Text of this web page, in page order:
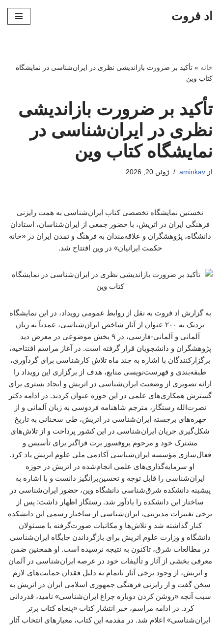
اد فروت
خانه » تأکید بر ضرورت بازاندیشی نظری در ایران‌شناسی در نمایشگاه
کتاب وین
تأکید بر ضرورت بازاندیشی
نظری در ایران‌شناسی در
نمایشگاه کتاب وین
از aminkav ژوئن 20, 2026
نخستین نمایشگاه تخصصی کتاب ایران‌شناسی به همت رایزنی
فرهنگی ایران در اتریش، با حضور جمعی از ایران‌شناسان، استادان
دانشگاه، پژوهشگران و علاقه‌مندان به فرهنگ و تمدن ایران در «خانه
حکمت ایرانیان» در وین افتتاح شد.
به گزارش اد فروت به نقل از روابط عمومی رویداد، در این نمایشگاه
نزدیک به ۲۰۰ عنوان از آثار شاخص ایران‌شناسی، عمدتاً به زبان
آلمانی و آلمانی-فارسی، در ۹ بخش موضوعی در معرض دید
پژوهشگران و دانشجویان قرار گرفته است. در آغاز مراسم افتتاحیه،
برگزارکنندگان با اشاره به چند ماه تلاش کارشناسی برای گردآوری،
طبقه‌بندی و فهرست‌نویسی منابع، هدف از برگزاری این رویداد را
ارائه تصویری از وضعیت ایران‌شناسی در اتریش و ایجاد بستری برای
گسترش همکاری‌های علمی در این حوزه عنوان کردند. در ادامه دکتر
نصرت‌الله رستگار، مترجم شاهنامه فردوسی به زبان آلمانی و از
چهره‌های برجسته ایران‌شناسی در اتریش، طی سخنانی به تاریخ
شکل‌گیری جریان ایران‌شناسی در این کشور پرداخت و از تلاش‌های
مشترک خود و مرحوم پروفسور برت فراگنر برای تأسیس و
فعال‌سازی مؤسسه ایران‌شناسی آکادمی ملی علوم اتریش یاد کرد.
او سرمایه‌گذاری‌های علمی انجام‌شده در اتریش در حوزه
ایران‌شناسی را قابل توجه و تحسین‌برانگیز دانست و با اشاره به
پیشینه دانشکده شرق‌شناسی دانشگاه وین، حضور ایران‌شناسی در
ساختار این دانشکده را یادآور شد. رستگار اظهار داشت: پس از
برخی تغییرات مدیریتی، ایران‌شناسی از ساختار رسمی این دانشکده
کنار گذاشته شد و تلاش‌ها و مکاتبات صورت‌گرفته با مسئولان
دانشگاه و وزارت علوم اتریش برای بازگرداندن جایگاه ایران‌شناسی
در مطالعات شرق، تاکنون به نتیجه نرسیده است. او همچنین ضمن
معرفی بخشی از آثار و تألیفات خود در عرصه ایران‌شناسی در آلمان
و اتریش، از وجود برخی آثار ناتمام به دلیل فقدان حمایت‌های لازم
سخن گفت و از رایزنی فرهنگی جمهوری اسلامی ایران در اتریش به
سبب آنچه «روشن کردن دوباره چراغ ایران‌شناسی» نامید، قدردانی
کرد. در ادامه مراسم، خبر انتشار کتاب «پنجاه کتاب برتر
ایران‌شناسی» اعلام شد. در مقدمه این کتاب، معیارهای انتخاب آثار